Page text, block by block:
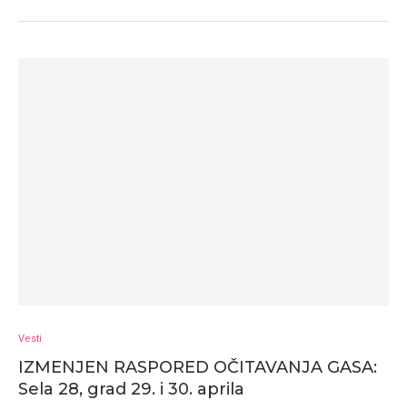
Vesti
IZMENJEN RASPORED OČITAVANJA GASA:
Sela 28, grad 29. i 30. aprila